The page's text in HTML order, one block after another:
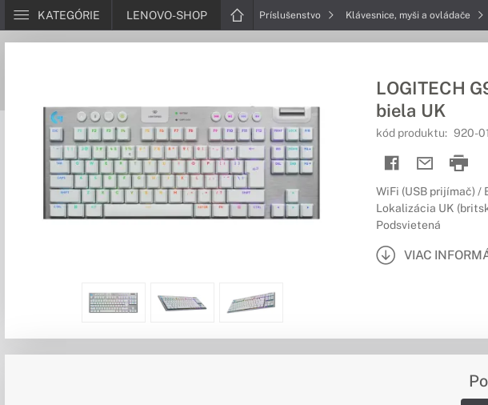
KATEGÓRIE LENOVO-SHOP Príslušenstvo Klávesnice, myši a ovládače
LOGITECH
biela UK
kód produktu: 920-
WiFi (USB prijímač) /
Lokalizácia UK
Podsvietená
VIAC